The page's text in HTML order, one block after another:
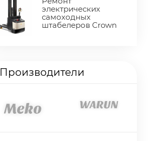
электрических
самоходных
штабелеров Crown
Производители